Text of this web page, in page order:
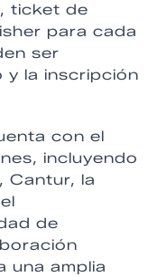
ticket de
para cada
ser
y la inscripción
con el
incluyendo
Cantur, la
de
una amplia